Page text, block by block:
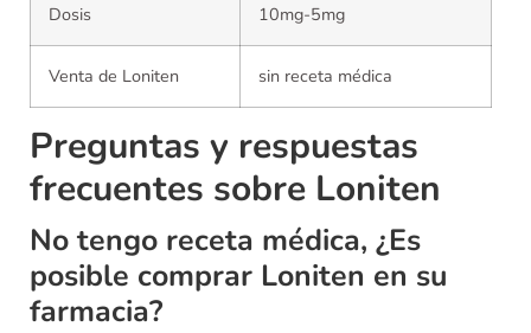
Dosis 10mg-5mg
Venta de Loniten sin receta médica
Preguntas y respuestas
frecuentes sobre Loniten
No tengo receta médica, ¿Es
posible comprar Loniten en su
farmacia?